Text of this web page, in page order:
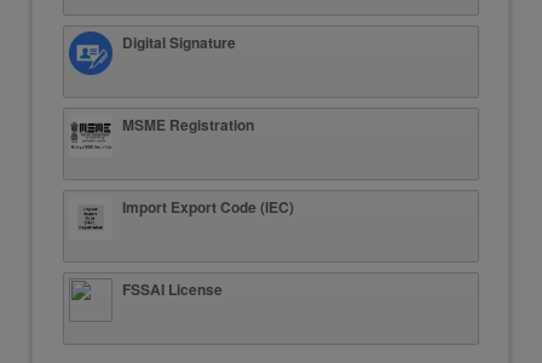
Digital Signature
MSME Registration
Import Export Code (IEC)
FSSAI License